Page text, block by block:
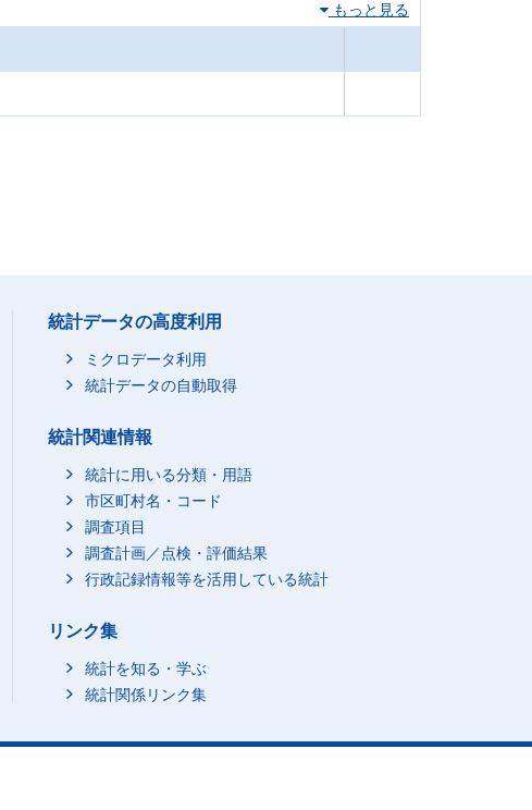
もっと見る
統計データの高度利用
ミクロデータ利用
統計データの自動取得
統計関連情報
統計に用いる分類・用語
市区町村名・コード
調査項目
調査計画／点検・評価結果
行政記録情報等を活用している統計
リンク集
統計を知る・学ぶ
統計関係リンク集